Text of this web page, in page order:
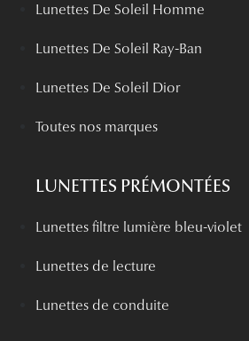
Lunettes De Soleil Homme
Lunettes De Soleil Ray-Ban
Lunettes De Soleil Dior
Toutes nos marques
LUNETTES PRÉMONTÉES
Lunettes filtre lumière bleu-violet
Lunettes de lecture
Lunettes de conduite